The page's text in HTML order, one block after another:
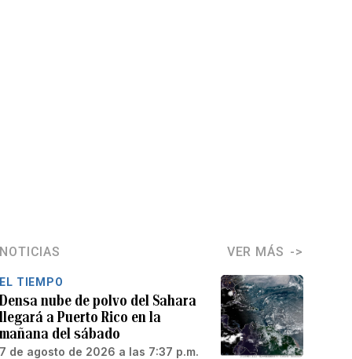
NOTICIAS VER MÁS
EL TIEMPO
Densa nube de polvo del Sahara
llegará a Puerto Rico en la
mañana del sábado
7 de agosto de 2026 a las 7:37 p.m.